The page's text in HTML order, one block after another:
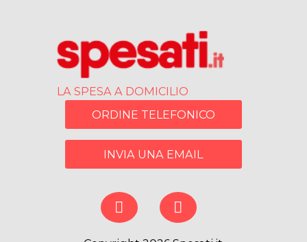
LA SPESA A DOMICILIO
ORDINE TELEFONICO
INVIA UNA EMAIL